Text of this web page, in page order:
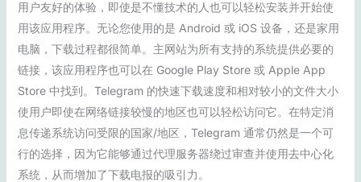
用户友好的体验，即使是不懂技术的人也可以轻松安装并开始使
用该应用程序。无论您使用的是 Android 或 iOS 设备，还是家用
电脑，下载过程都很简单。主网站为所有支持的系统提供必要的
链接，该应用程序也可以在 Google Play Store 或 Apple App
Store 中找到。Telegram 的快速下载速度和相对较小的文件大小
使用户即使在网络链接较慢的地区也可以轻松访问它。在特定消
息传递系统访问受限的国家/地区，Telegram 通常仍然是一个可
行的选择，因为它能够通过代理服务器绕过审查并使用去中心化
系统，从而增加了下载电报的吸引力。